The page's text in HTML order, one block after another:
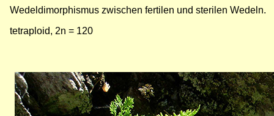
Wedeldimorphismus zwischen fertilen und sterilen Wedeln.
tetraploid, 2n = 120
Bild